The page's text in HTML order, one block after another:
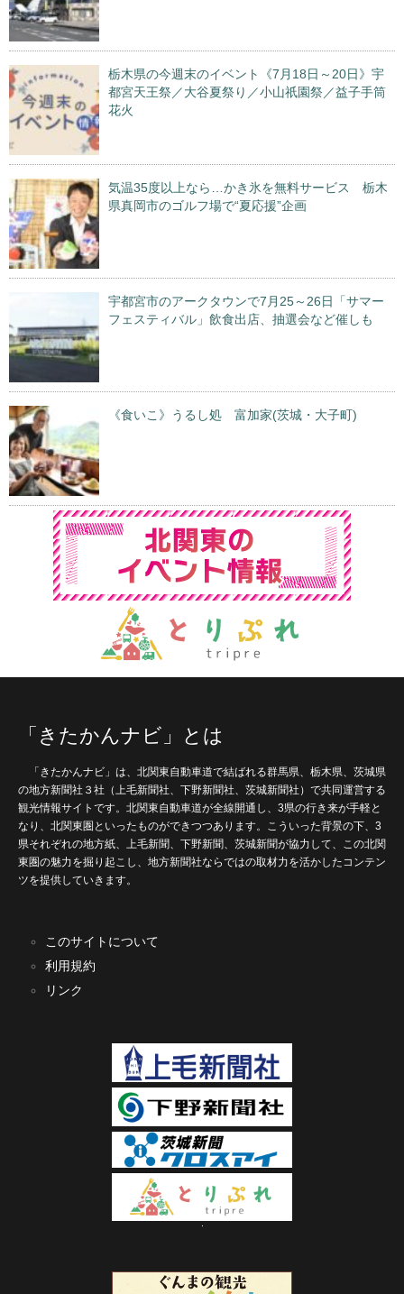
栃木県の今週末のイベント《7月18日～20日》宇
都宮天王祭／大谷夏祭り／小山祇園祭／益子手筒
花火
気温35度以上なら…かき氷を無料サービス 栃木
県真岡市のゴルフ場で“夏応援”企画
宇都宮市のアークタウンで7月25～26日「サマー
フェスティバル」飲食出店、抽選会など催しも
《食いこ》うるし処 富加家(茨城・大子町)
「きたかんナビ」とは
「きたかんナビ」は、北関東自動車道で結ばれる群馬県、栃木県、茨城県
の地方新聞社３社（上毛新聞社、下野新聞社、茨城新聞社）で共同運営する
観光情報サイトです。北関東自動車道が全線開通し、3県の行き来が手軽と
なり、北関東圏といったものができつつあります。こういった背景の下、3
県それぞれの地方紙、上毛新聞、下野新聞、茨城新聞が協力して、この北関
東圏の魅力を掘り起こし、地方新聞社ならではの取材力を活かしたコンテン
ツを提供していきます。
このサイトについて
利用規約
リンク